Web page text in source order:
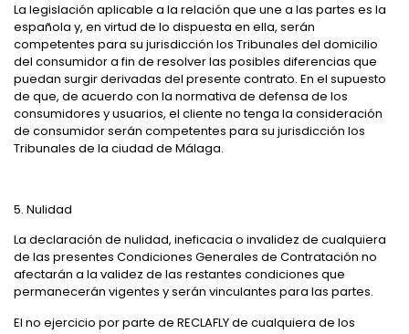
La legislación aplicable a la relación que une a las partes es la
española y, en virtud de lo dispuesta en ella, serán
competentes para su jurisdicción los Tribunales del domicilio
del consumidor a fin de resolver las posibles diferencias que
puedan surgir derivadas del presente contrato. En el supuesto
de que, de acuerdo con la normativa de defensa de los
consumidores y usuarios, el cliente no tenga la consideración
de consumidor serán competentes para su jurisdicción los
Tribunales de la ciudad de Málaga.
5. Nulidad
La declaración de nulidad, ineficacia o invalidez de cualquiera
de las presentes Condiciones Generales de Contratación no
afectarán a la validez de las restantes condiciones que
permanecerán vigentes y serán vinculantes para las partes.
El no ejercicio por parte de RECLAFLY de cualquiera de los